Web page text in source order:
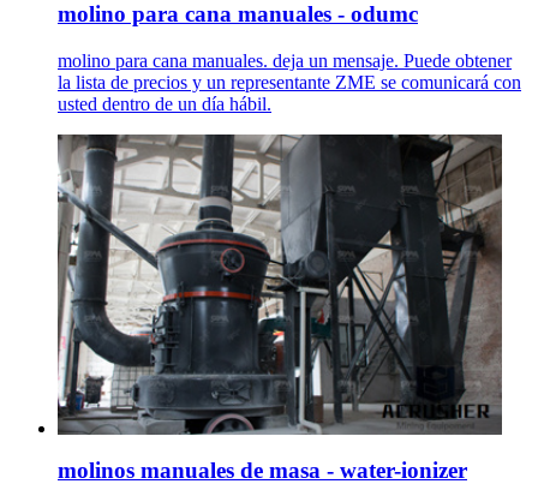
molino para cana manuales - odumc
molino para cana manuales. deja un mensaje. Puede obtener
la lista de precios y un representante ZME se comunicará con
usted dentro de un día hábil.
molinos manuales de masa - water-ionizer